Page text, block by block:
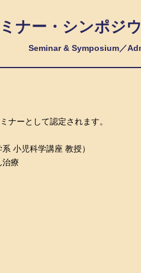
ナー・シンポジ
Seminar & Symposium／
ナーとして認定されます。
小児科学講座 教授）
療